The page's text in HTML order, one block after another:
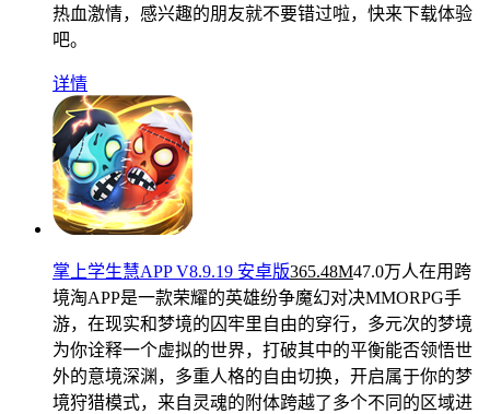
热血激情，感兴趣的朋友就不要错过啦，快来下载体验
吧。
详情
掌上学生慧APP V8.9.19 安卓版365.48M47.0万人在用 跨
境淘APP是一款荣耀的英雄纷争魔幻对决MMORPG手
游，在现实和梦境的囚牢里自由的穿行，多元次的梦境
为你诠释一个虚拟的世界，打破其中的平衡能否领悟世
外的意境深渊，多重人格的自由切换，开启属于你的梦
境狩猎模式，来自灵魂的附体跨越了多个不同的区域进